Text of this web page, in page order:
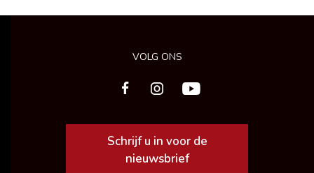
VOLG ONS
Schrijf u in voor de
nieuwsbrief